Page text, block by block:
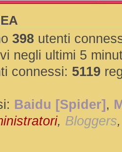
398 utenti
negli ultimi 5
connessi: 5119
Baidu [Spider] ,
, Bloggers